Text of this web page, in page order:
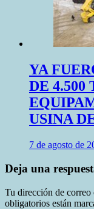
YA
DE 4.500
USINA
7 de agosto de
Deja una
Tu dirección de correo
obligatorios están